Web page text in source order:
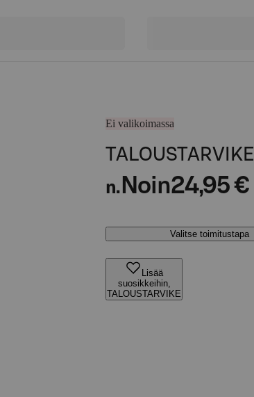
Ei valikoimassa
TALOUSTARVIKE
n. Noin24,95 €
Valitse toimitustapa
Lisää
suosikkeihin,
TALOUSTARVIKE